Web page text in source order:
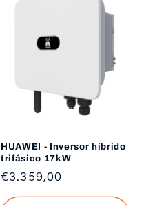
HUAWEI - Inversor híbrido
trifásico 17kW
Prix
habituel
€3.359,00